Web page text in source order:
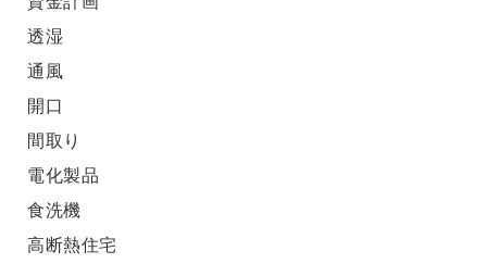
透湿
通風
開口
間取り
電化製品
食洗機
高断熱住宅